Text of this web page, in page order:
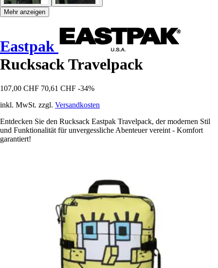
Mehr anzeigen
Eastpak
Rucksack Travelpack
107,00 CHF 70,61 CHF -34%
inkl. MwSt. zzgl. Versandkosten
Entdecken Sie den Rucksack Eastpak Travelpack, der modernen Stil
und Funktionalität für unvergessliche Abenteuer vereint - Komfort
garantiert!